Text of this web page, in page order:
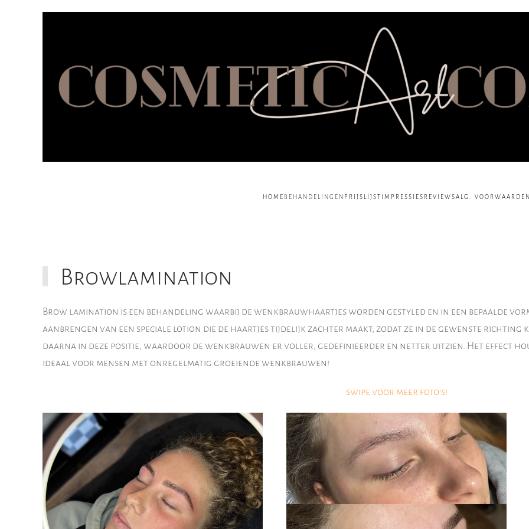
HOME BEHANDELINGEN PRIJSLIJST IMPRESSIES REVIEWSALG.
Browlamination
Brow lamination is een behandeling waarbij de wenkbrauwhaartjes worden gestyled en in een bepaalde
aanbrengen van een speciale lotion die de haartjes tijdelijk zachter maakt, zodat ze in de gewenste
daarna in deze positie, waardoor de wenkbrauwen er voller, gedefinieerder en netter uitzien. Het effect
ideaal voor mensen met onregelmatig groeiende wenkbrauwen!
swipe voor meer foto's!